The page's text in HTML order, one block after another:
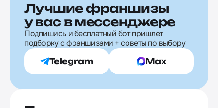
Лучшие франшизы
у вас в мессенджере
Подпишись и бесплатный бот пришлет
подборку с франшизами + советы по выбору
Telegram Max